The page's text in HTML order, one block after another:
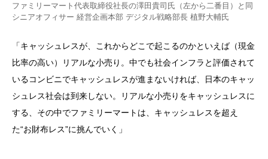
ファミリーマート代表取締役社長の澤田貴司氏（左から二番目）と同
シニアオフィサー 経営企画本部 デジタル戦略部長 植野大輔氏
「キャッシュレスが、これからどこで起こるのかといえば（現金
比率の高い）リアルな小売り。中でも社会インフラと評価されて
いるコンビニでキャッシュレスが進まないければ、日本のキャッ
シュレス社会は到来しない。リアルな小売りをキャッシュレスに
する、その中でファミリーマートは、キャッシュレスを超え
た“お財布レス”に挑んでいく」